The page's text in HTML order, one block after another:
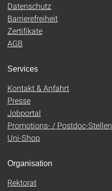
Datenschutz
Barrierefreiheit
Zertifikate
AGB
Services
Kontakt & Anfahrt
Presse
Jobportal
Promotions- / Postdoc-Stellen
Uni-Shop
Organisation
Rektorat